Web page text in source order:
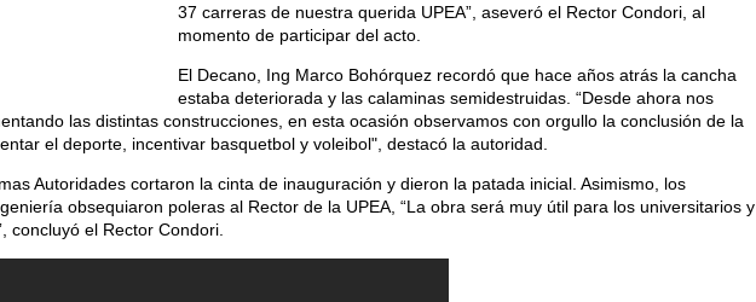
37 carreras de nuestra querida UPEA”, aseveró el Rector Condori, al
momento de participar del acto.
El Decano, Ing Marco Bohórquez recordó que hace años atrás la cancha
estaba deteriorada y las calaminas semidestruidas. “Desde ahora nos
las distintas construcciones, en esta ocasión observamos con orgullo la conclusión de la
el deporte, incentivar basquetbol y voleibol", destacó la autoridad.
Autoridades cortaron la cinta de inauguración y dieron la patada inicial. Asimismo, los
obsequiaron poleras al Rector de la UPEA, “La obra será muy útil para los universitarios y
concluyó el Rector Condori.